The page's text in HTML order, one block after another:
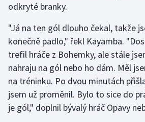
Olympijské hry
Parasport
Plavání
Plážový volejbal
odkryté branky.
"Já na ten gól dlouho čekal, takže
konečně padlo," řekl Kayamba.
trefil hráče z Bohemky, ale stále
nahraju na gól nebo ho dám. Měl
na tréninku. Po dvou minutách
jsem už proměnil. Bylo to sice do
je gól," doplnil bývalý hráč Opavy